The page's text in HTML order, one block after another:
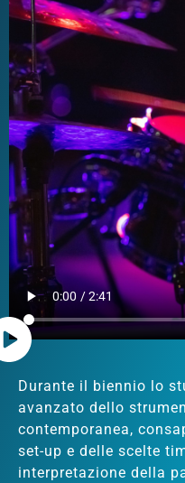
Durante il biennio lo
avanzato dello
contemporanea,
set-up e delle scelte
interpretazione della